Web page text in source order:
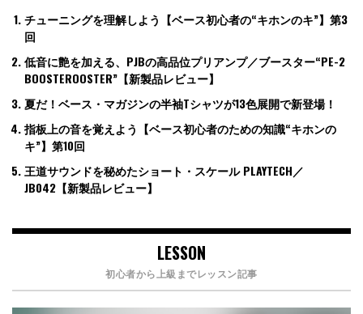
チューニングを理解しよう【ベース初心者の“キホンのキ”】第3
回
低音に艶を加える、PJBの高品位プリアンプ／ブースター“PE-2
BOOSTEROOSTER”【新製品レビュー】
夏だ！ベース・マガジンの半袖Tシャツが13色展開で新登場！
指板上の音を覚えよう【ベース初心者のための知識“キホンの
キ”】第10回
王道サウンドを秘めたショート・スケール PLAYTECH／
JB042【新製品レビュー】
LESSON
初心者から上級までレッスン記事